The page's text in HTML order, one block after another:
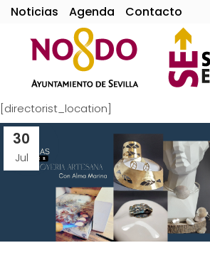
Noticias Agenda Contacto
[directorist_location]
30
Jul